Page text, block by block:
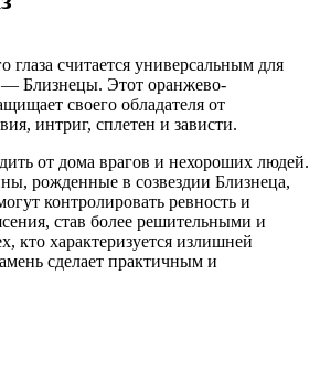
глаза считается универсальным для
— Близнецы. Этот оранжево-
своего обладателя от
интриг, сплетен и зависти.
от дома врагов и нехороших людей.
рожденные в созвездии Близнеца,
контролировать ревность и
став более решительными и
кто характеризуется излишней
сделает практичным и